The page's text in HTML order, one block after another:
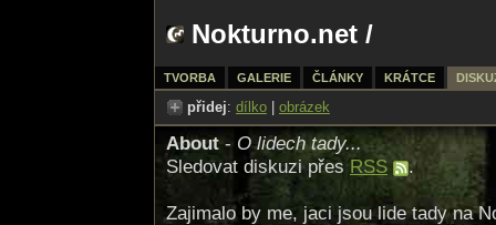
Nokturno.net /
TVORBA GALERIE ČLÁNKY KRÁTCE
přidej: dílko obrázek
About- O lidech tady...
Sledovat diskuzi přes RSS .
Zajimalo by me, jaci jsou lide tady na